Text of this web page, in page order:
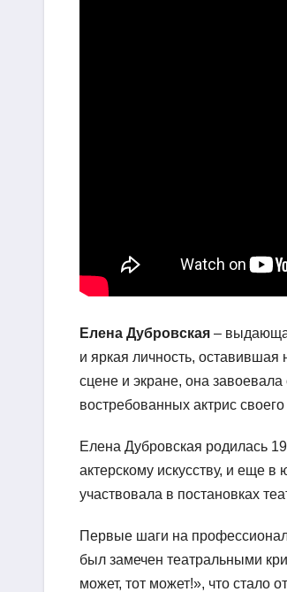
Елена Дубровская –
и яркая личность, оставившая
сцене и экране, она
востребованных актрис
Елена Дубровская родилась
актерскому искусству, и еще
участвовала в постановках
Первые шаги на
был замечен театральными
может, тот может!», что стало